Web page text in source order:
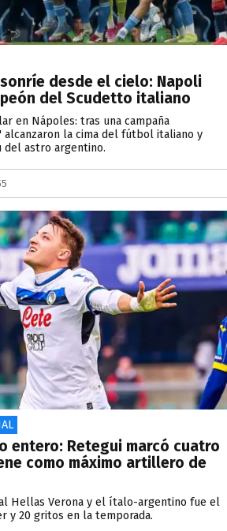
desde el cielo: Napoli
del Scudetto italiano
en Nápoles: tras una campaña
alcanzaron la cima del fútbol italiano y
astro argentino.
entero: Retegui marcó cuatro
como máximo artillero de
Hellas Verona y el ítalo-argentino fue el
y 20 gritos en la temporada.